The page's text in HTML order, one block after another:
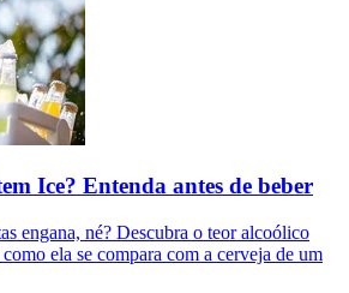
Ice? Entenda antes de beber
engana, né? Descubra o teor alcoólico
ela se compara com a cerveja de um